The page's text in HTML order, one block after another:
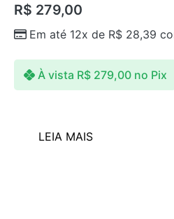
R$ 279,00
Em até 12x de R$ 28,39
À vista R$279,00 no Pix
LEIA MAIS